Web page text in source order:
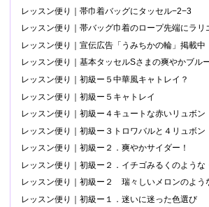
レッスン便り｜帯巾着バッグにタッセル−2−3
レッスン便り｜帯バッグ巾着のロープ先端にラリ
レッスン便り｜宣伝広告「うみちかの輪」掲載中
レッスン便り｜基本タッセルSさまの爽やかブル
レッスン便り｜初級ー５中華風キャトレイ？
レッスン便り｜初級ー５キャトレイ
レッスン便り｜初級ー４キュートな赤いリュボン
レッスン便り｜初級ー３トロワバルと４リュボン
レッスン便り｜初級ー２．爽やかサイダー！
レッスン便り｜初級ー２．イチゴみるくのような
レッスン便り｜初級ー２ 瑞々しいメロンのよう
レッスン便り｜初級ー１．迷いに迷った色選び